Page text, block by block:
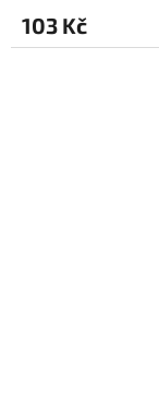
103 Kč